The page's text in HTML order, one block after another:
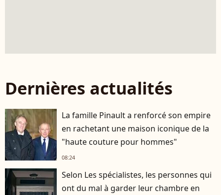
Dernières actualités
La famille Pinault a renforcé son empire
en rachetant une maison iconique de la
"haute couture pour hommes"
08:24
Selon Les spécialistes, les personnes qui
ont du mal à garder leur chambre en